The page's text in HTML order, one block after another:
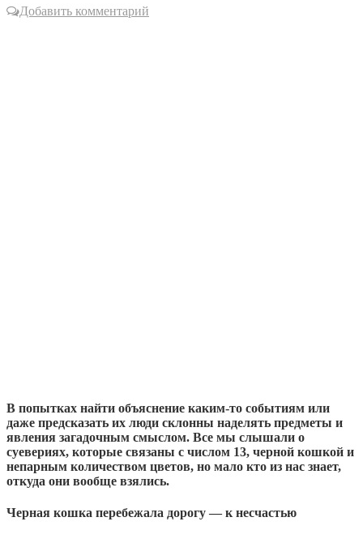
Добавить комментарий
В попытках найти объяснение каким-то событиям или
даже предсказать их люди склонны наделять предметы и
явления загадочным смыслом. Все мы слышали о
суевериях, которые связаны с числом 13, черной кошкой и
непарным количеством цветов, но мало кто из нас знает,
откуда они вообще взялись.
Черная кошка перебежала дорогу — к несчастью